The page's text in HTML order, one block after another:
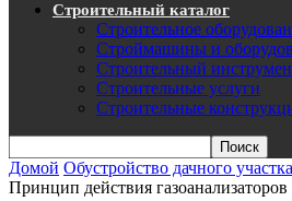
Строительный каталог
Строительное
Строймашины и
Строительный
Строительные услуги
Строительные
Домой Обустройство дачного
Принцип действия газоанализаторов